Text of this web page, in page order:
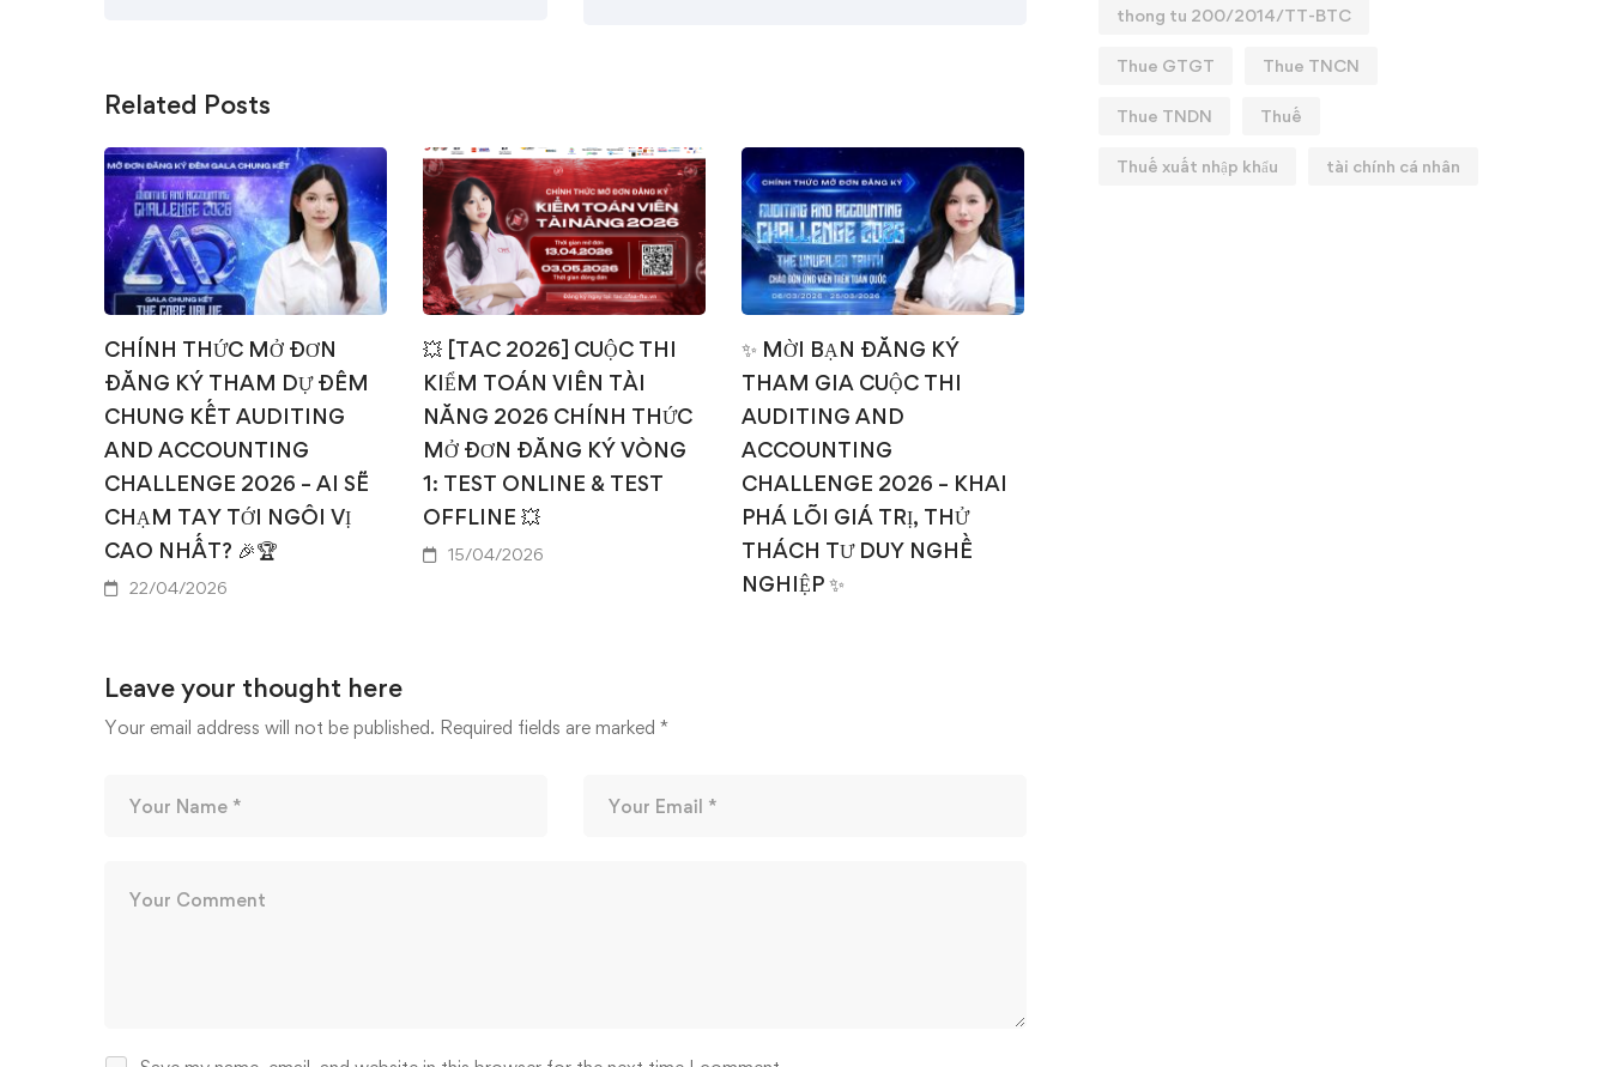
Related Posts
CHÍNH THỨC MỞ ĐƠN
ĐĂNG KÝ THAM DỰ ĐÊM
CHUNG KẾT AUDITING
AND ACCOUNTING
CHALLENGE 2026 – AI SẼ
CHẠM TAY TỚI NGÔI VỊ
CAO NHẤT? 🎉🏆
22/04/2026
💥 [TAC 2026] CUỘC THI
KIỂM TOÁN VIÊN TÀI
NĂNG 2026 CHÍNH THỨC
MỞ ĐƠN ĐĂNG KÝ VÒNG
1: TEST ONLINE & TEST
OFFLINE 💥
15/04/2026
✨ MỜI BẠN ĐĂNG KÝ
THAM GIA CUỘC THI
AUDITING AND
ACCOUNTING
CHALLENGE 2026 – KHAI
PHÁ LÕI GIÁ TRỊ, THỬ
THÁCH TƯ DUY NGHỀ
NGHIỆP ✨
Leave your thought here
Your email address will not be published. Required fields are marked *
thong tu 200/2014/TT-BTC
Thue GTGT Thue TNCN
Thue TNDN Thuế
Thuế xuất nhập khẩu tài chính cá nhân